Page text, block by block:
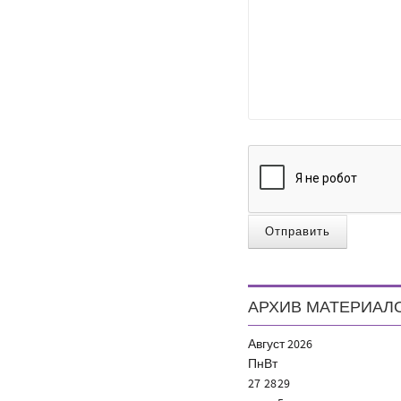
Отправить
АРХИВ
Август2026
ПнВт
27 2829